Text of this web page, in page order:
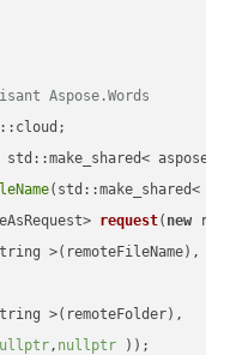
Aspose.Words
std::make_shared<
(std::make_shared<
request( new
>(remoteFileName),
>(remoteFolder),
, nullptr ))